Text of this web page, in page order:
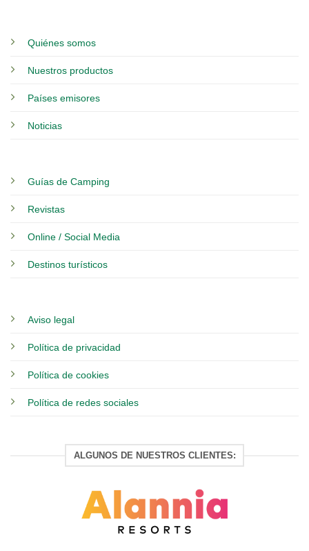
Quiénes somos
Nuestros productos
Países emisores
Noticias
Guías de Camping
Revistas
Online / Social Media
Destinos turísticos
Aviso legal
Política de privacidad
Política de cookies
Política de redes sociales
ALGUNOS DE NUESTROS CLIENTES: